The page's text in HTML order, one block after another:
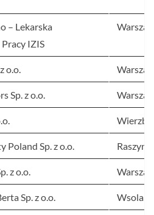
– Lekarska
IZIS
o.o.
Sp. z o.o.
Poland Sp. z o.o. Raszyn
z o.o.
Sp. z o.o. Wsola